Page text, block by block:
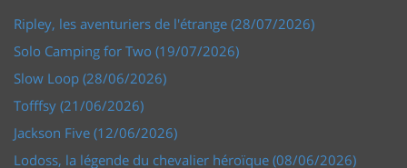
Ripley, les aventuriers de l'étrange (28/07/2026)
Solo Camping for Two (19/07/2026)
Slow Loop (28/06/2026)
Tofffsy (21/06/2026)
Jackson Five (12/06/2026)
Lodoss, la légende du chevalier héroïque (08/06/2026)